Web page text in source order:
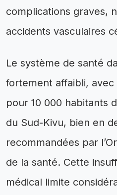
complications graves,
accidents vasculaires
Le système de santé
fortement affaibli, avec
pour 10 000 habitants
du Sud-Kivu, bien en
recommandées par
de la santé. Cette
médical limite